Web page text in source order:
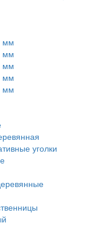
мм
мм
мм
мм
мм
уголки